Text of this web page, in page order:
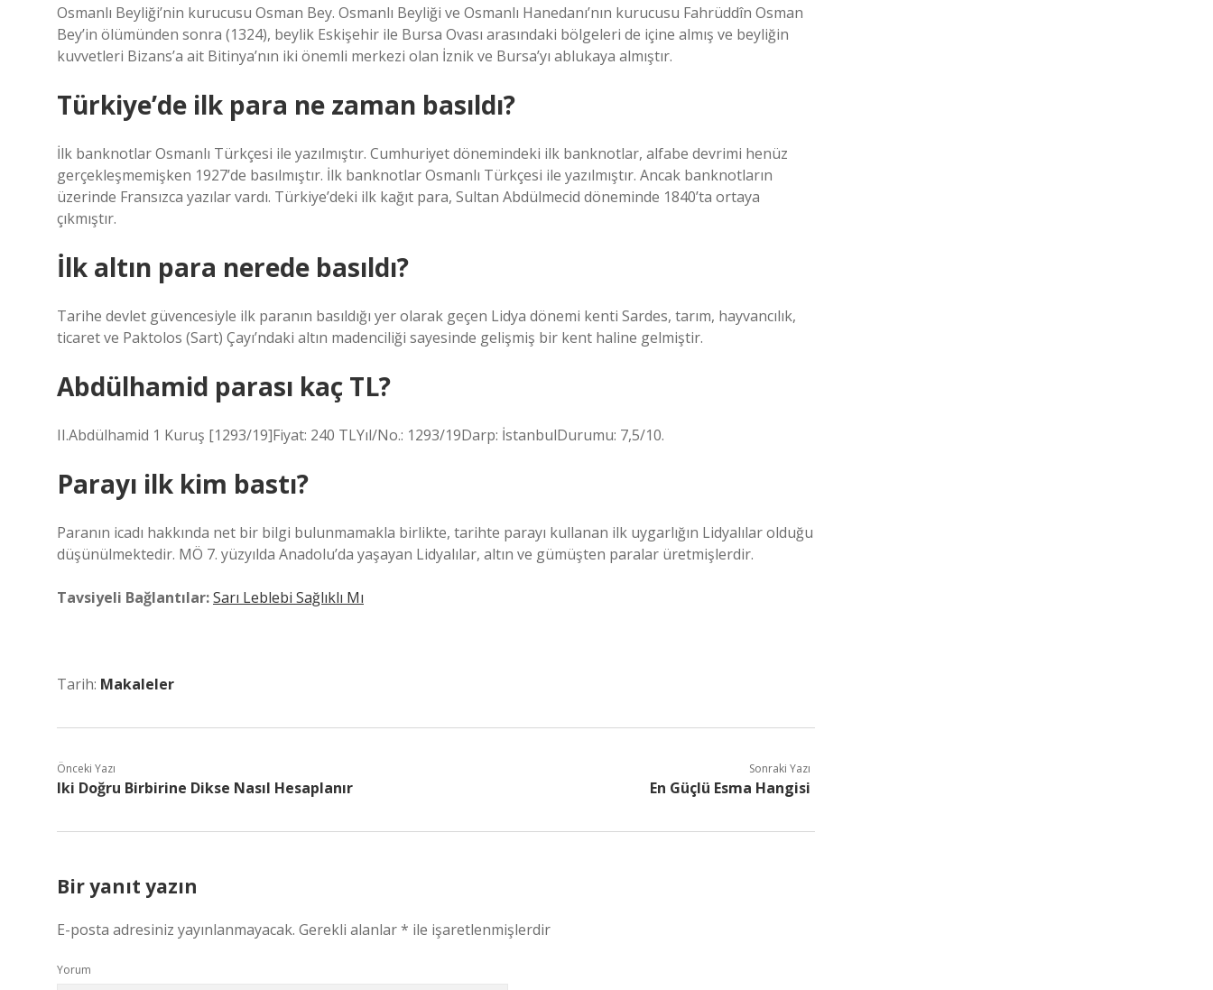
Osmanlı Beyliği’nin kurucusu Osman Bey. Osmanlı Beyliği ve Osmanlı Hanedanı’nın kurucusu Fahrüddîn Osman
Bey’in ölümünden sonra (1324), beylik Eskişehir ile Bursa Ovası arasındaki bölgeleri de içine almış ve beyliğin
kuvvetleri Bizans’a ait Bitinya’nın iki önemli merkezi olan İznik ve Bursa’yı ablukaya almıştır.
Türkiye’de ilk para ne zaman basıldı?
İlk banknotlar Osmanlı Türkçesi ile yazılmıştır. Cumhuriyet dönemindeki ilk banknotlar, alfabe devrimi henüz
gerçekleşmemişken 1927’de basılmıştır. İlk banknotlar Osmanlı Türkçesi ile yazılmıştır. Ancak banknotların
üzerinde Fransızca yazılar vardı. Türkiye’deki ilk kağıt para, Sultan Abdülmecid döneminde 1840’ta ortaya
çıkmıştır.
İlk altın para nerede basıldı?
Tarihe devlet güvencesiyle ilk paranın basıldığı yer olarak geçen Lidya dönemi kenti Sardes, tarım, hayvancılık,
ticaret ve Paktolos (Sart) Çayı’ndaki altın madenciliği sayesinde gelişmiş bir kent haline gelmiştir.
Abdülhamid parası kaç TL?
II.Abdülhamid 1 Kuruş [1293/19]Fiyat: 240 TLYıl/No.: 1293/19Darp: İstanbulDurumu: 7,5/10.
Parayı ilk kim bastı?
Paranın icadı hakkında net bir bilgi bulunmamakla birlikte, tarihte parayı kullanan ilk uygarlığın Lidyalılar olduğu
düşünülmektedir. MÖ 7. yüzyılda Anadolu’da yaşayan Lidyalılar, altın ve gümüşten paralar üretmişlerdir.
Tavsiyeli Bağlantılar:Sarı Leblebi Sağlıklı Mı
Tarih: Makaleler
Önceki Yazı
Iki Doğru Birbirine Dikse Nasıl Hesaplanır
Sonraki Yazı
En Güçlü Esma Hangisi
Bir yanıt yazın
E-posta adresiniz yayınlanmayacak. Gerekli alanlar* ile işaretlenmişlerdir
Yorum